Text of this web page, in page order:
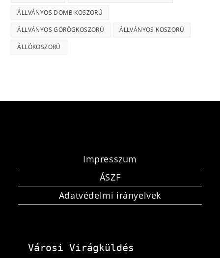
ÁLLVÁNYOS DOMB KOSZORÚ
ÁLLVÁNYOS GÖRÖGKOSZORÚ ÁLLVÁNYOS KOSZORÚ
ÁLLÓKOSZORÚ
Impresszum
ÁSZF
Adatvédelmi irányelvek
Városi Virágküldés